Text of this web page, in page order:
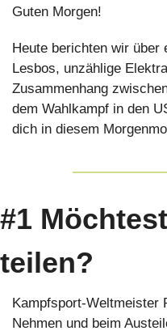
Guten Morgen!
Heute berichten wir über
Lesbos, unzählige
Zusammenhang
dem Wahlkampf in den
dich in diesem
#1
teilen?
Kampfsport-Weltmeister
Nehmen und beim